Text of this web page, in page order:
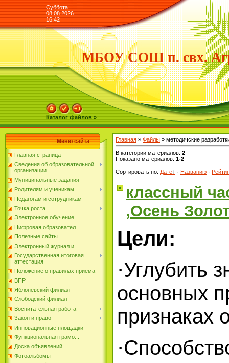
Суббота
08.08.2026
16:42
МБОУ СОШ п. свх.
Каталог файлов »
Меню сайта
Главная страница
Сведения об образовательной
организации
Муниципальные задания
Родителям и ученикам
Педагогам и сотрудникам
Точка роста
Электронное обучение...
Цифровая образовател...
Полезные сайты
Электронный журнал и...
Государственная итоговая
аттестация
Положение о правилах приема
ВПР
Яблоневский филиал
Слободский филиал
Воспитательная работа
Закон и право
Инновационные площадки
Функциональная грамо...
Доска объявлений
Фотоальбомы
Главная » Файлы » методичские
В категории материалов: 2
Показано материалов: 1-2
Сортировать по: Дате · Названию ·
классный
,Осень
Цели:
·Углубить
основных
признаках
·